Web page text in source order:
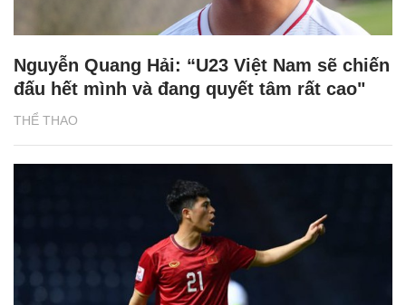
THỂ THAO
Nguyễn Quang Hải: “U23 Việt Nam sẽ chiến
đấu hết mình và đang quyết tâm rất cao"